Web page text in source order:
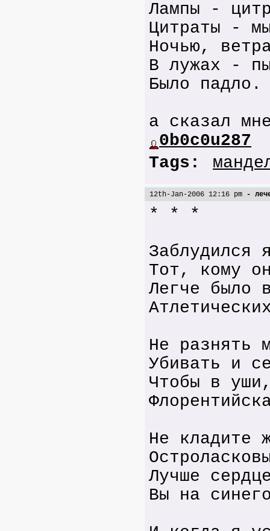
Лампы -
Цитраты -
Ночью,
В лужах -
Было падло.
а сказал
0b0c0u287
Tags:
12th-Jan-2006 12:16 pm -
* * *
Заблудился
Тот, кому
Легче было
Не разнять
Убивать и
Чтобы в
Не кладите
Лучше
Вы на